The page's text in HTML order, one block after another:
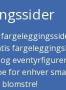
for enhver